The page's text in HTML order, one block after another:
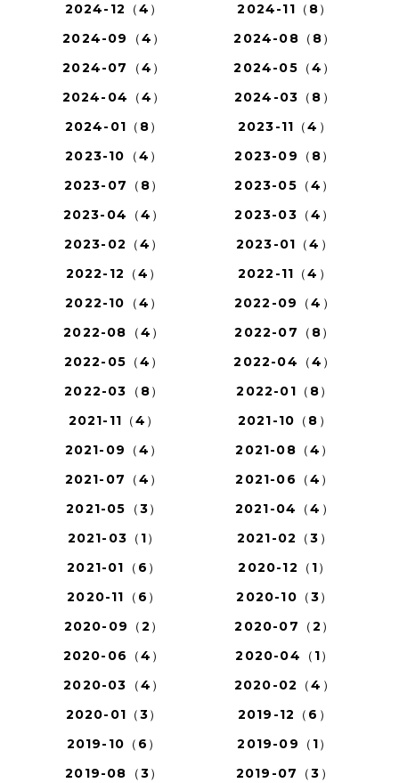
2024-12（4）
2024-11（8）
2024-09（4）
2024-08（8）
2024-07（4）
2024-05（4）
2024-04（4）
2024-03（8）
2024-01（8）
2023-11（4）
2023-10（4）
2023-09（8）
2023-07（8）
2023-05（4）
2023-04（4）
2023-03（4）
2023-02（4）
2023-01（4）
2022-12（4）
2022-11（4）
2022-10（4）
2022-09（4）
2022-08（4）
2022-07（8）
2022-05（4）
2022-04（4）
2022-03（8）
2022-01（8）
2021-11（4）
2021-10（8）
2021-09（4）
2021-08（4）
2021-07（4）
2021-06（4）
2021-05（3）
2021-04（4）
2021-03（1）
2021-02（3）
2021-01（6）
2020-12（1）
2020-11（6）
2020-10（3）
2020-09（2）
2020-07（2）
2020-06（4）
2020-04（1）
2020-03（4）
2020-02（4）
2020-01（3）
2019-12（6）
2019-10（6）
2019-09（1）
2019-08（3）
2019-07（3）